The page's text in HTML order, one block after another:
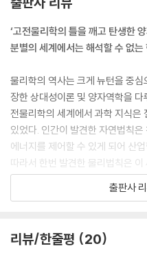
날 물결의 원인이 된다. --- p.27
무상(無常, anitya)이나 무아(無
사람들이 있다. 그러나 불교에서
도 실체(實體)가 없다는 사실을
는 뜻이 아니다. 실체란 다른 것과
떤 것을 가리키는 말이기도 하고
도 한다. --- p.29
물리학자 아인슈타인(Albert
수레의 두 바퀴에 비유하였다. 그
서가 아니라 종교적 감정
아인슈타인은 미래의 종교는 그 교
‘고전물리학의 틀을 깨고 탄생한
분별의 세계에서는 해석할 수 없
물리학의 역사는 크게 뉴턴을 중
장한 상대성이론 및 양자역학을
전물리학의 세계에서 과학 지식은
있었다. 인간이 발견한 자연법칙
에너지를 제어할 수 있게 되어 산
따라서 한번 발견한 물리법칙은
지였다.
하지만 20세기에 접어들어 기존
로운 세계의 발견으로 진리라고 믿
출판사
리뷰/한줄평 20